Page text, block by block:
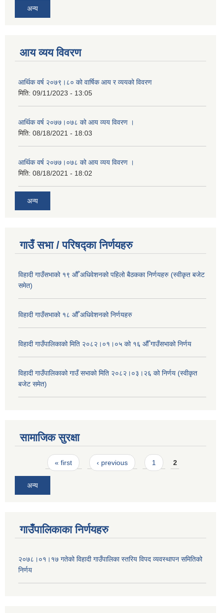
अन्य
आय व्यय विवरण
आर्थिक वर्ष २०७९।८० को वार्षिक आय र व्ययको विवरण
मिति: 09/11/2023 - 13:05
आर्थिक वर्ष २०७७।०७८ को आय व्यय विवरण ।
मिति: 08/18/2021 - 18:03
आर्थिक वर्ष २०७७।०७८ को आय व्यय विवरण ।
मिति: 08/18/2021 - 18:02
अन्य
गाउँ सभा / परिषद्का निर्णयहरु
विहादी गाउँसभाको १९ औँ अधिवेशनको पहिलो बैठकका निर्णयहरु (स्वीकृत बजेट
समेत)
विहादी गाउँसभाको १८ औँ अधिवेशनको निर्णयहरु
विहादी गाउँपालिकाको मिति २०८२।०१।०५ को १६ औँ गाउँसभाको निर्णय
विहादी गाउँपालिकाको गाउँ सभाको मिति २०८२।०३।२६ को निर्णय (स्वीकृत
बजेट समेत)
सामाजिक सुरक्षा
Pages« first ‹ previous 1 2
अन्य
गाउँपालिकाका निर्णयहरु
२०७८।०१।१७ गतेको विहादी गाउँपालिका स्तरिय विपद व्यवस्थापन समितिको
निर्णय